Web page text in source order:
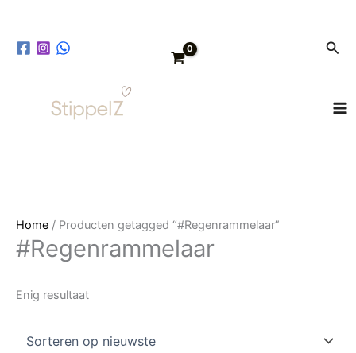
Home / Producten getagged “#Regenrammelaar”
#Regenrammelaar
Enig resultaat